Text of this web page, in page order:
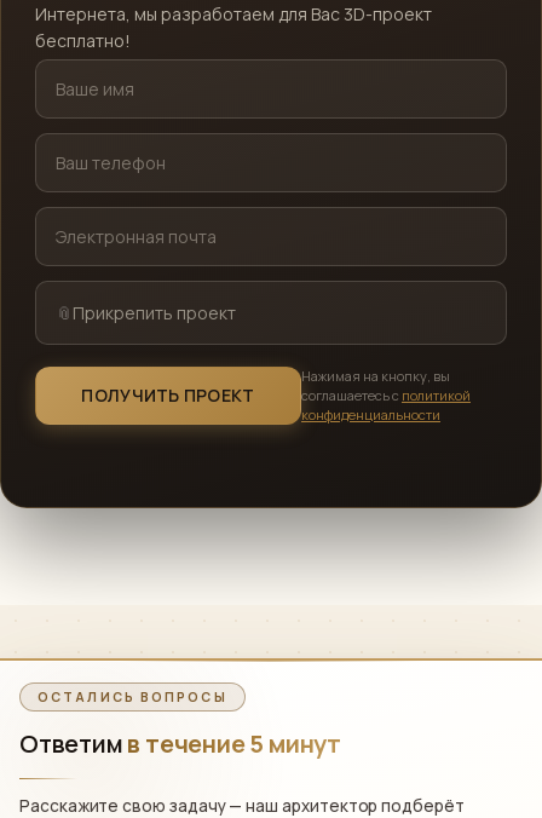
Интернета, мы разработаем для Вас 3D-проект
бесплатно!
Прикрепить проект
ПОЛУЧИТЬ ПРОЕКТ
Нажимая на кнопку, вы
соглашаетесь с политикой
конфиденциальности
Кристина Евгеньевна
Главный архитектор «Сканди ЭкоДом»
ОСТАЛИСЬ ВОПРОСЫ
Ответимв течение 5 минут
Расскажите свою задачу — наш архитектор подберёт